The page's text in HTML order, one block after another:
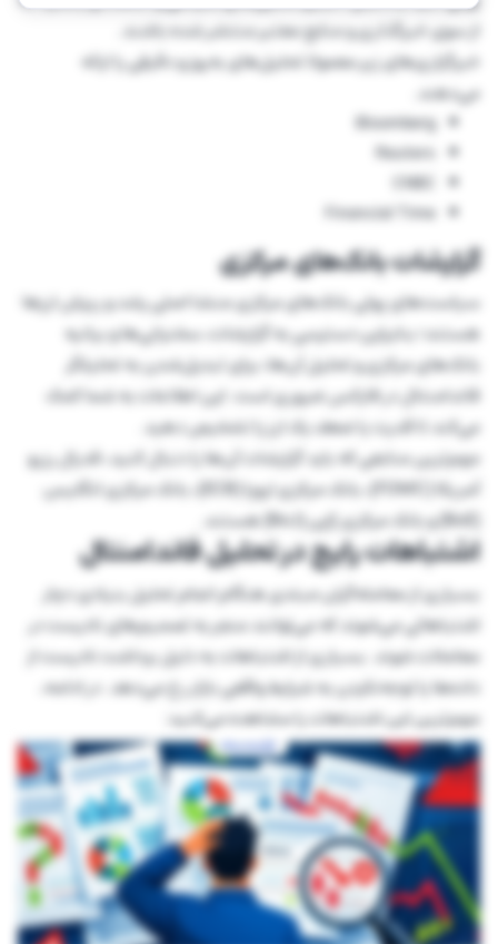
از سوی خبرگذاری و منابع معتبر منتشر شده باشند.
خبرگزاری‌های زیر معمولا تحلیل‌های به‌روز و دقیقی را ارائه
می‌دهند.
Bloomberg
Reuters
CNBC
Financial Time
گزارشات بانک‌های مرکزی
سیاست‌های پولی بانک‌های مرکزی منشا اصلی رشد و ریزش ارزها
هستند؛ بنابراین دسترسی به گزارشات، سخنرانی‌ها و بیانیه‌
بانک‌های مرکزی و تحلیل‌ آن‌ها، برای تبدیل‌شدن به تحلیلگر
فاندامنتال در فارکس ضروری است. این اطلاعات به شما کمک
می‌کند تا قدرت یا ضعف یک ارز را تشخیص دهید.
مهم‌ترین منابعی که باید گزارشات آن‌ها را دنبال کنید، فدرال رزرو
آمریکا (FOMC)، بانک مرکزی اروپا (ECB)، بانک مرکزی انگلیس
(BoE) و بانک مرکزی ژاپن (BoJ) هستند.
اشتباهات رایج در تحلیل فاندامنتال
بسیاری از معامله‌گران مبتدی هنگام انجام تحلیل بنیادی دچار
اشتباهاتی می‌شوند که می‌توانند منجر به تصمیم‌های نادرست در
معاملات شوند. بسیاری از اشتباهات به دلیل برداشت نادرست از
داده‌ها یا توجه‌نکردن به شرایط واقعی بازار رخ می‌دهد. در ادامه،
مهم‌ترین این اشتباهات را مشاهده می‌کنید: